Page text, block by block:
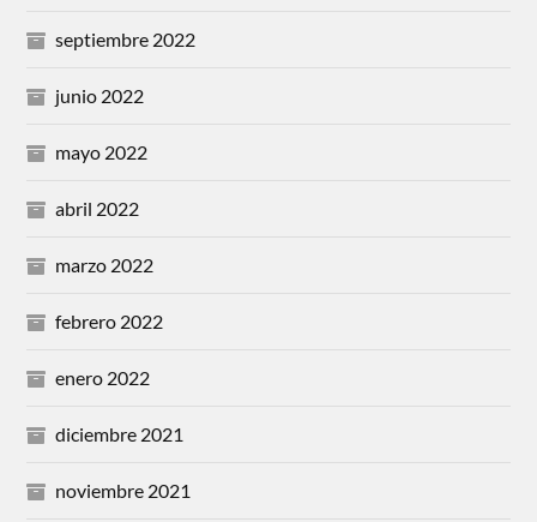
septiembre 2022
junio 2022
mayo 2022
abril 2022
marzo 2022
febrero 2022
enero 2022
diciembre 2021
noviembre 2021